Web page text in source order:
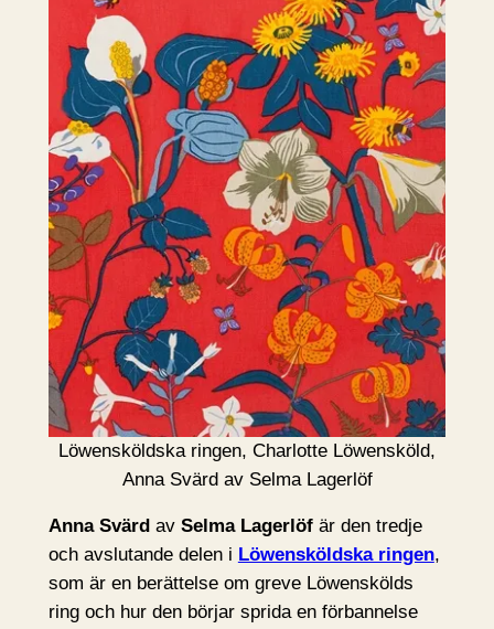
Löwensköldska ringen, Charlotte Löwensköld,
Anna Svärd av Selma Lagerlöf
Anna Svärd av Selma Lagerlöfär den tredje
och avslutande delen i Löwensköldska ringen,
som är en berättelse om greve Löwenskölds
ring och hur den börjar sprida en förbannelse